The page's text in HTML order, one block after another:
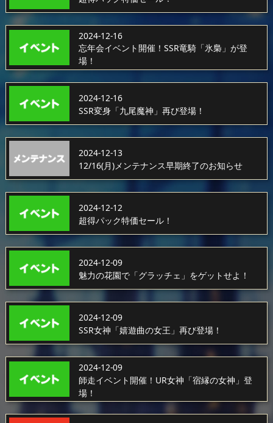
2024-12-16
忘年会イベント開催！SSR竜騎「氷梟」が登
場！
2024-12-16
SSR変身「九尾魔神」再び登場！
2024-12-13
12/16(月)メンテナンス早期終了のお知らせ
2024-12-12
超得パック特価セール！
2024-12-09
魅力の花園で「グラッチェ」をゲットせよ！
2024-12-09
SSR女神「嬉遊曲の女王」再び登場！
2024-12-09
師走イベント開催！UR女神「宿縁の女神」登
場！